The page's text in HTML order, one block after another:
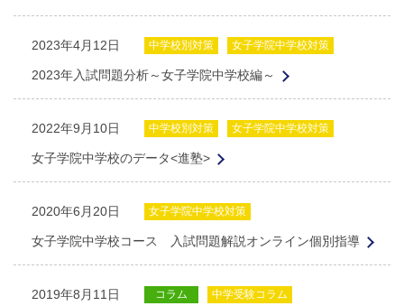
2023年4月12日 中学校別対策 女子学院中学校対策
2023年入試問題分析～女子学院中学校編～
2022年9月10日 中学校別対策 女子学院中学校対策
女子学院中学校のデータ<進塾>
2020年6月20日 女子学院中学校対策
女子学院中学校コース 入試問題解説オンライン個別指導
2019年8月11日 コラム
中学受験コラム